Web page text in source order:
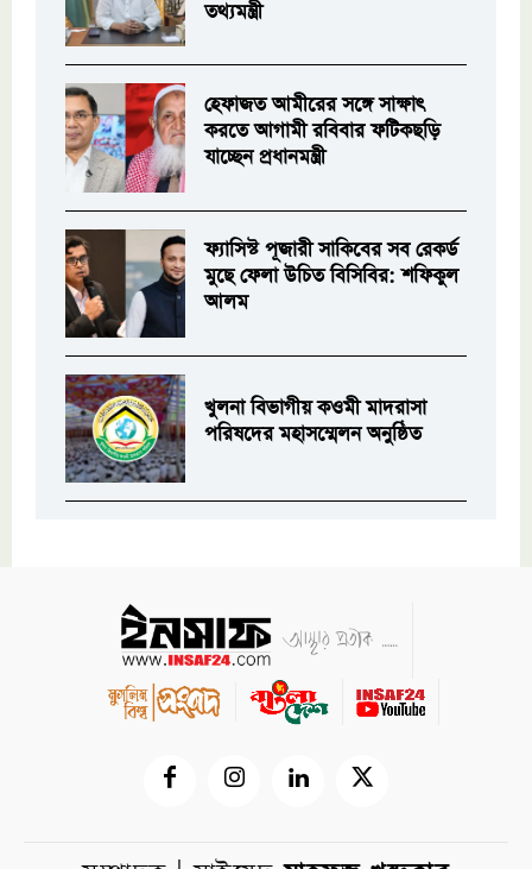
তথ্যমন্ত্রী
হেফাজত আমীরের সঙ্গে সাক্ষাৎ
করতে আগামী রবিবার ফটিকছড়ি
যাচ্ছেন প্রধানমন্ত্রী
ফ্যাসিস্ট পূজারী সাকিবের সব রেকর্ড
মুছে ফেলা উচিত বিসিবির: শফিকুল
আলম
খুলনা বিভাগীয় কওমী মাদরাসা
পরিষদের মহাসম্মেলন অনুষ্ঠিত